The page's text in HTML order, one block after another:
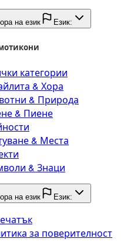
на език Език:
категории
& Хора
& Природа
& Пиене
& Места
& Знаци
на език Език:
за поверителност